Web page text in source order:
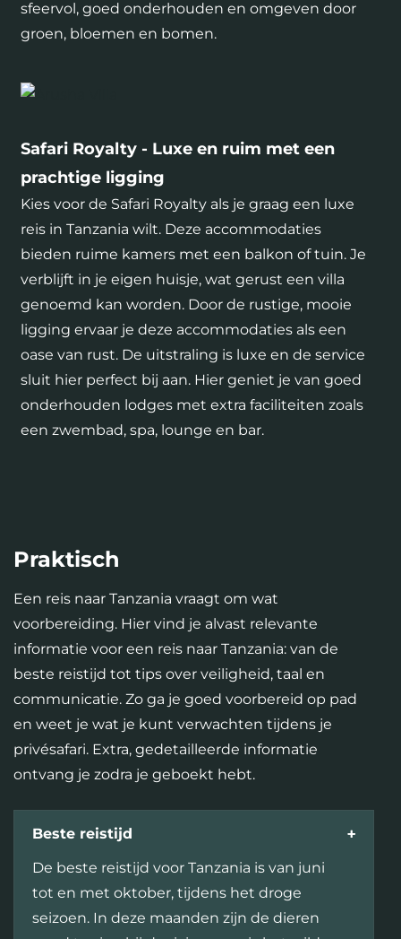
sfeervol, goed onderhouden en omgeven door
groen, bloemen en bomen.
Safari Royalty - Luxe en ruim met een
prachtige ligging
Kies voor de Safari Royalty als je graag een luxe
reis in Tanzania wilt. Deze accommodaties
bieden ruime kamers met een balkon of tuin. Je
verblijft in je eigen huisje, wat gerust een villa
genoemd kan worden. Door de rustige, mooie
ligging ervaar je deze accommodaties als een
oase van rust. De uitstraling is luxe en de service
sluit hier perfect bij aan. Hier geniet je van goed
onderhouden lodges met extra faciliteiten zoals
een zwembad, spa, lounge en bar.
Praktisch
Een reis naar Tanzania vraagt om wat
voorbereiding. Hier vind je alvast relevante
informatie voor een reis naar Tanzania: van de
beste reistijd tot tips over veiligheid, taal en
communicatie. Zo ga je goed voorbereid op pad
en weet je wat je kunt verwachten tijdens je
privésafari. Extra, gedetailleerde informatie
ontvang je zodra je geboekt hebt.
Beste reistijd
De beste reistijd voor Tanzania is van juni
tot en met oktober, tijdens het droge
seizoen. In deze maanden zijn de dieren